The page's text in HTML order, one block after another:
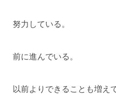
努力している。
前に進んでいる。
以前よりできることも増え